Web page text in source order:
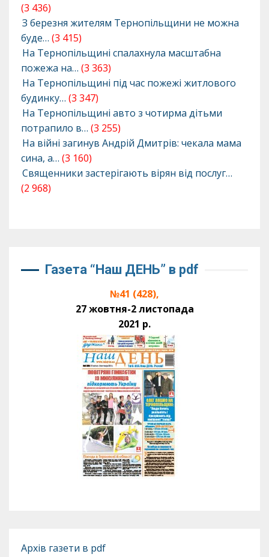
(3 436)
З березня жителям Тернопільщини не можна
буде… (3 415)
На Тернопільщині спалахнула масштабна
пожежа на… (3 363)
На Тернопільщині під час пожежі житлового
будинку… (3 347)
На Тернопільщині авто з чотирма дітьми
потрапило в… (3 255)
На війні загинув Андрій Дмитрів: чекала мама
сина, а… (3 160)
Священники застерігають вірян від послуг…
(2 968)
Газета “Наш ДЕНЬ” в pdf
№41 (428),
27 жовтня-2 листопада
2021 р.
Архів газети в pdf